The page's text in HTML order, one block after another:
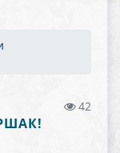
42